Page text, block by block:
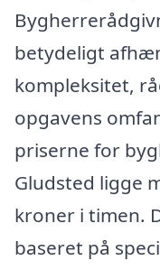
betydeligt
kompleksitet,
opgavens
priserne for
Gludsted ligge
kroner i timen.
baseret på